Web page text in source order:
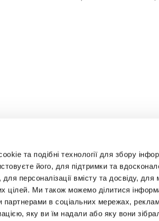
та подібні технології для збору
його, для підтримки та
персоналізації вмісту та досвіду, для
цілей. Ми також можемо ділитися
в соціальних мережах, рекламі
яку ви їм надали або яку вони